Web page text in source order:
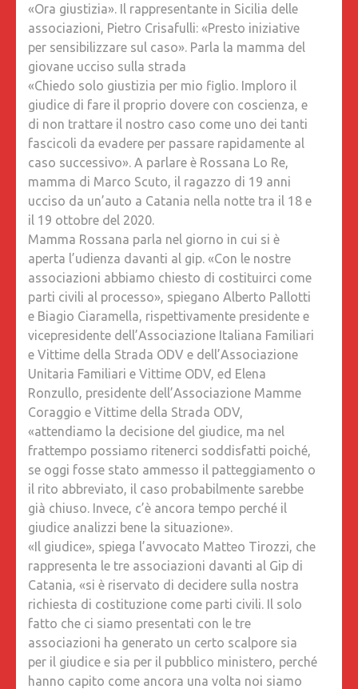
«Ora giustizia». Il rappresentante in Sicilia delle
associazioni, Pietro Crisafulli: «Presto iniziative
per sensibilizzare sul caso». Parla la mamma del
giovane ucciso sulla strada
«Chiedo solo giustizia per mio figlio. Imploro il
giudice di fare il proprio dovere con coscienza, e
di non trattare il nostro caso come uno dei tanti
fascicoli da evadere per passare rapidamente al
caso successivo». A parlare è Rossana Lo Re,
mamma di Marco Scuto, il ragazzo di 19 anni
ucciso da un’auto a Catania nella notte tra il 18 e
il 19 ottobre del 2020.
Mamma Rossana parla nel giorno in cui si è
aperta l’udienza davanti al gip. «Con le nostre
associazioni abbiamo chiesto di costituirci come
parti civili al processo», spiegano Alberto Pallotti
e Biagio Ciaramella, rispettivamente presidente e
vicepresidente dell’Associazione Italiana Familiari
e Vittime della Strada ODV e dell’Associazione
Unitaria Familiari e Vittime ODV, ed Elena
Ronzullo, presidente dell’Associazione Mamme
Coraggio e Vittime della Strada ODV,
«attendiamo la decisione del giudice, ma nel
frattempo possiamo ritenerci soddisfatti poiché,
se oggi fosse stato ammesso il patteggiamento o
il rito abbreviato, il caso probabilmente sarebbe
già chiuso. Invece, c’è ancora tempo perché il
giudice analizzi bene la situazione».
«Il giudice», spiega l’avvocato Matteo Tirozzi, che
rappresenta le tre associazioni davanti al Gip di
Catania, «si è riservato di decidere sulla nostra
richiesta di costituzione come parti civili. Il solo
fatto che ci siamo presentati con le tre
associazioni ha generato un certo scalpore sia
per il giudice e sia per il pubblico ministero, perché
hanno capito come ancora una volta noi siamo